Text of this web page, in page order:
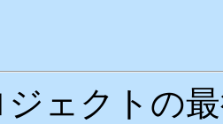
ジェクトの